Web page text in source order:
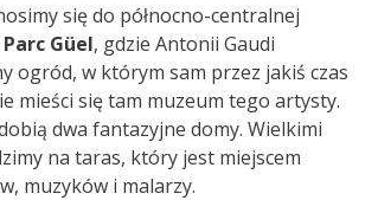
się do północno-centralnej
Parc Güel, gdzie Antonii Gaudi
ogród, w którym sam przez jakiś czas
mieści się tam muzeum tego artysty.
dwa fantazyjne domy. Wielkimi
na taras, który jest miejscem
muzyków i malarzy.